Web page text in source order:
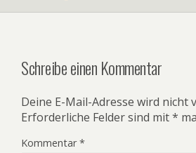
Schreibe einen Kommentar
Deine E-Mail-Adresse wird nicht
Erforderliche Felder sind mit*
Kommentar*